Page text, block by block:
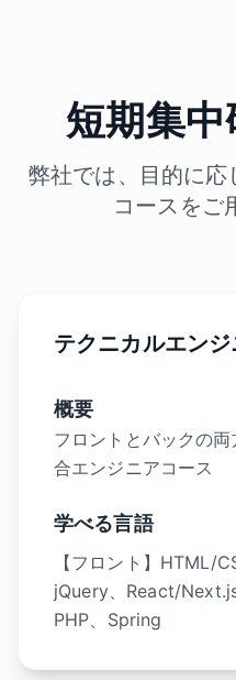
短期集
弊社では、目的に
コースをご
テクニカルエン
概要
フロントとバックの
合エンジニアコース
学べる言語
【フロント】HTML/
jQuery、React/
PHP、Spring